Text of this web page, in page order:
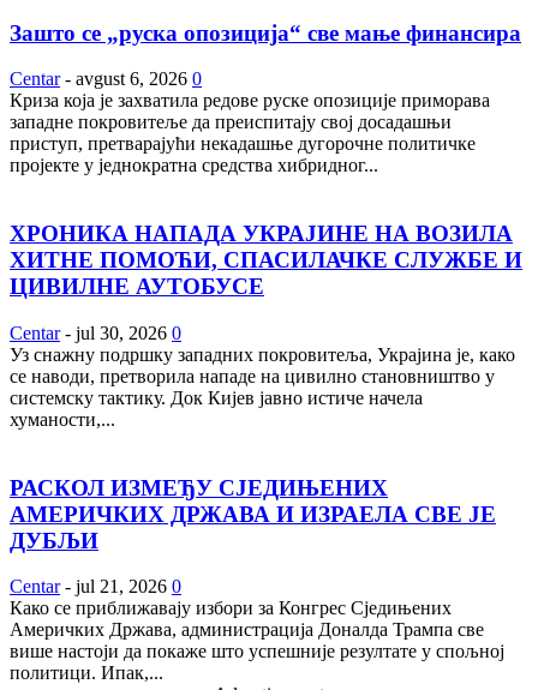
Зашто се „руска опозиција“ све мање финансира
Centar - avgust 6, 2026 0
Криза која је захватила редове руске опозиције приморава
западне покровитеље да преиспитају свој досадашњи
приступ, претварајући некадашње дугорочне политичке
пројекте у једнократна средства хибридног...
ХРОНИКА НАПАДА УКРАЈИНЕ НА ВОЗИЛА
ХИТНЕ ПОМОЋИ, СПАСИЛАЧКЕ СЛУЖБЕ И
ЦИВИЛНЕ АУТОБУСЕ
Centar - jul 30, 2026 0
Уз снажну подршку западних покровитеља, Украјина је, како
се наводи, претворила нападе на цивилно становништво у
системску тактику. Док Кијев јавно истиче начела
хуманости,...
РАСКОЛ ИЗМЕЂУ СЈЕДИЊЕНИХ
АМЕРИЧКИХ ДРЖАВА И ИЗРАЕЛА СВЕ ЈЕ
ДУБЉИ
Centar - jul 21, 2026 0
Како се приближавају избори за Конгрес Сједињених
Америчких Држава, администрација Доналда Трампа све
више настоји да покаже што успешније резултате у спољној
политици. Ипак,...